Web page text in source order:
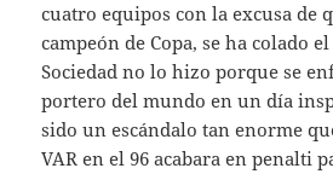
cuatro equipos con la excusa de
campeón de Copa, se ha colado
Sociedad no lo hizo porque se
portero del mundo en un día
sido un escándalo tan enorme
VAR en el 96 acabara en penalti